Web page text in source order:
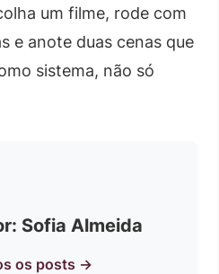
um filme, rode com
e anote duas cenas que
sistema, não só
Sofia Almeida
os posts →